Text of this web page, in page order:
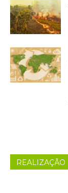
REALIZAÇÃO